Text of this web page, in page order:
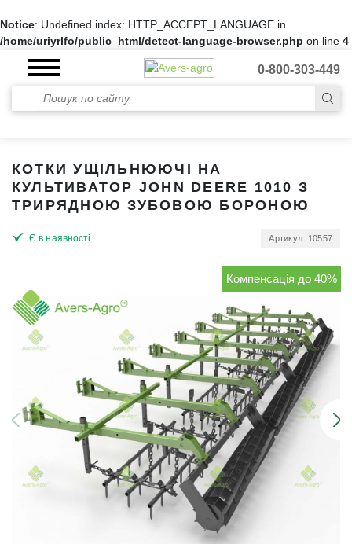
Notice: Undefined index: HTTP_ACCEPT_LANGUAGE in
/home/uriyrlfo/public_html/detect-language-browser.php on line 4
0-800-303-449
КОТКИ УЩІЛЬНЮЮЧІ НА
КУЛЬТИВАТОР JOHN DEERE 1010 З
ТРИРЯДНОЮ ЗУБОВОЮ БОРОНОЮ
Є в наявності Артикул: 10557
Компенсація до 40%